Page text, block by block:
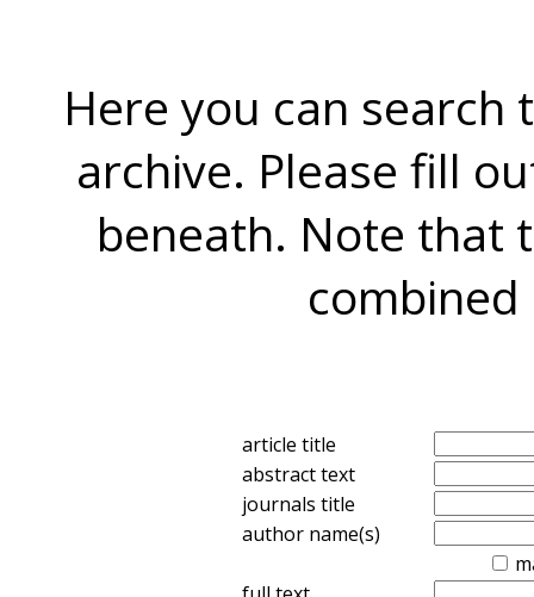
Here you can search
archive. Please fill
beneath. Note that
combined
article title
abstract text
journals title
author name(s)